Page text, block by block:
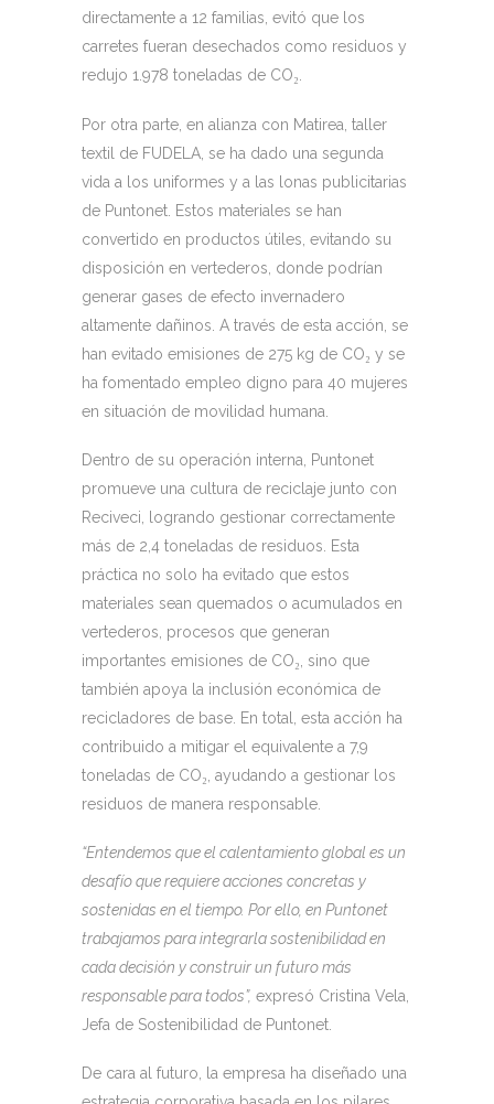
directamente a 12 familias, evitó que los
carretes fueran desechados como residuos y
redujo 1.978 toneladas de CO₂.
Por otra parte, en alianza con Matirea, taller
textil de FUDELA, se ha dado una segunda
vida a los uniformes y a las lonas publicitarias
de Puntonet. Estos materiales se han
convertido en productos útiles, evitando su
disposición en vertederos, donde podrían
generar gases de efecto invernadero
altamente dañinos. A través de esta acción, se
han evitado emisiones de 275 kg de CO₂ y se
ha fomentado empleo digno para 40 mujeres
en situación de movilidad humana.
Dentro de su operación interna, Puntonet
promueve una cultura de reciclaje junto con
Reciveci, logrando gestionar correctamente
más de 2,4 toneladas de residuos. Esta
práctica no solo ha evitado que estos
materiales sean quemados o acumulados en
vertederos, procesos que generan
importantes emisiones de CO₂, sino que
también apoya la inclusión económica de
recicladores de base. En total, esta acción ha
contribuido a mitigar el equivalente a 7,9
toneladas de CO₂, ayudando a gestionar los
residuos de manera responsable.
“Entendemos que el calentamiento global es un
desafío que requiere acciones concretas y
sostenidas en el tiempo. Por ello, en Puntonet
trabajamos para integrarla sostenibilidad en
cada decisión y construir un futuro más
responsable para todos”, expresó Cristina Vela,
Jefa de Sostenibilidad de Puntonet.
De cara al futuro, la empresa ha diseñado una